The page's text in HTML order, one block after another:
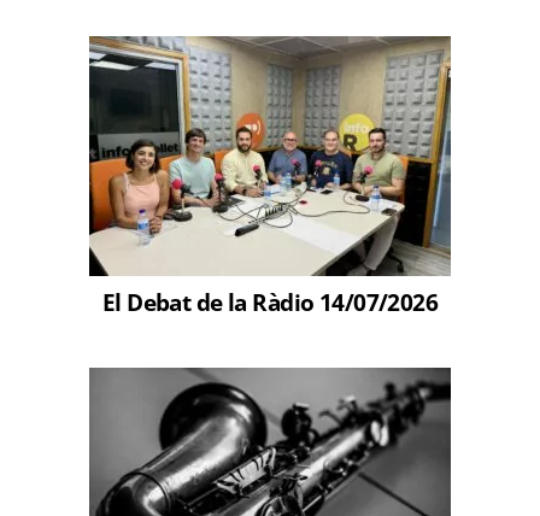
El Debat de la Ràdio 14/07/2026